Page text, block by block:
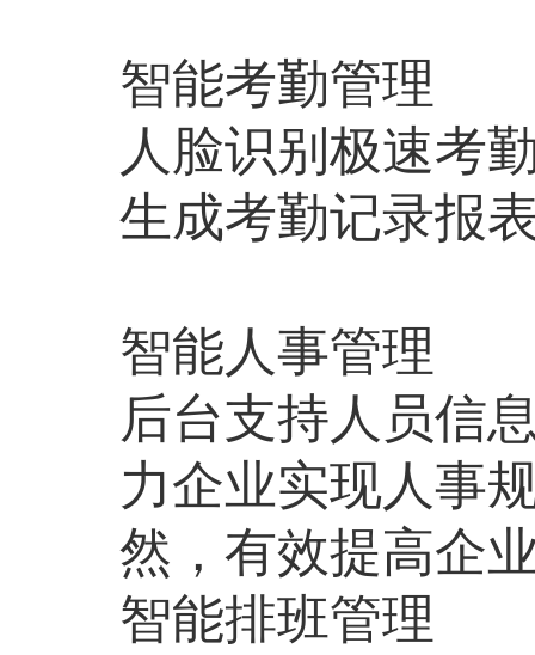
智能考勤管理
人脸识别极速考
生成考勤记录报
智能人事管理
后台支持人员信
力企业实现人事
然，有效提高企
智能排班管理